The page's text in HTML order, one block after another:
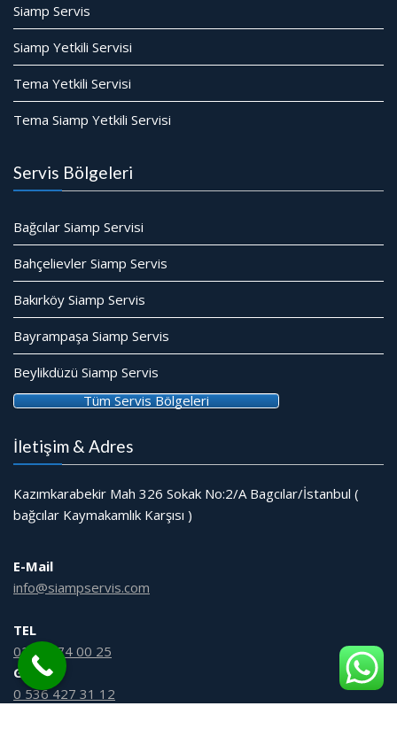
Siamp Servis
Siamp Yetkili Servisi
Tema Yetkili Servisi
Tema Siamp Yetkili Servisi
Servis Bölgeleri
Bağcılar Siamp Servisi
Bahçelievler Siamp Servis
Bakırköy Siamp Servis
Bayrampaşa Siamp Servis
Beylikdüzü Siamp Servis
Tüm Servis Bölgeleri
İletişim & Adres
Kazımkarabekir Mah 326 Sokak No:2/A Bagcılar/İstanbul (
bağcılar Kaymakamlık Karşısı )
E-Mail
info@siampservis.com
TEL
0212 474 00 25
GSM
0 536 427 31 12